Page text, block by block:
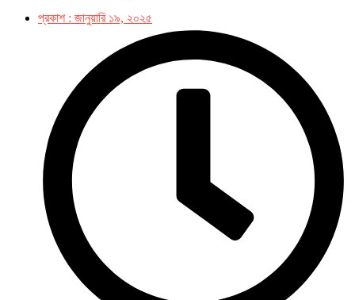
প্রকাশ : জানুয়ারি ১৯, ২০২৫